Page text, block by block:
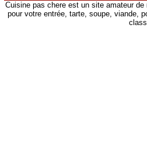
Cuisine pas chere est un site amateur
pour votre entrée, tarte, soupe, viande,